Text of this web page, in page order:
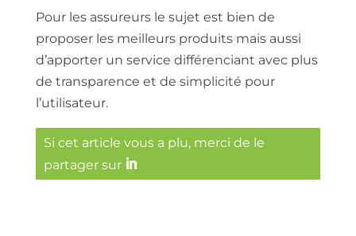
Pour les assureurs le sujet est bien de
proposer les meilleurs produits mais aussi
d’apporter un service différenciant avec plus
de transparence et de simplicité pour
l’utilisateur.
Si cet article vous a plu, merci de le
partager sur